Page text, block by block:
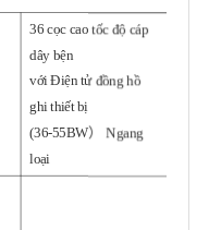
36 cọc cao tốc độ cáp
dây bện
với Điện tử đồng hồ
ghi thiết bị
(36-55BW） Ngang
loại